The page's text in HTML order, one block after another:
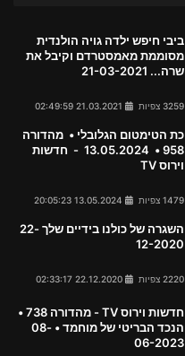
ביבי חיפש ילדה גויה הולנדית
מסוממת מאמסטרדם וקיבל את
שרה... 21-03-2021
3259 צפיות
כת הטימטום הגלובלי • מהדורה
958 • 13.05.2024 - חדשות
וירוס TV
1479 צפיות
השגרה של כולנו בידיים שלך 22-
12-2020
2220 צפיות
חדשות וירוס TV - מהדורה 738 •
הנכד הבריטי של מוחמד • 08-
06-2023